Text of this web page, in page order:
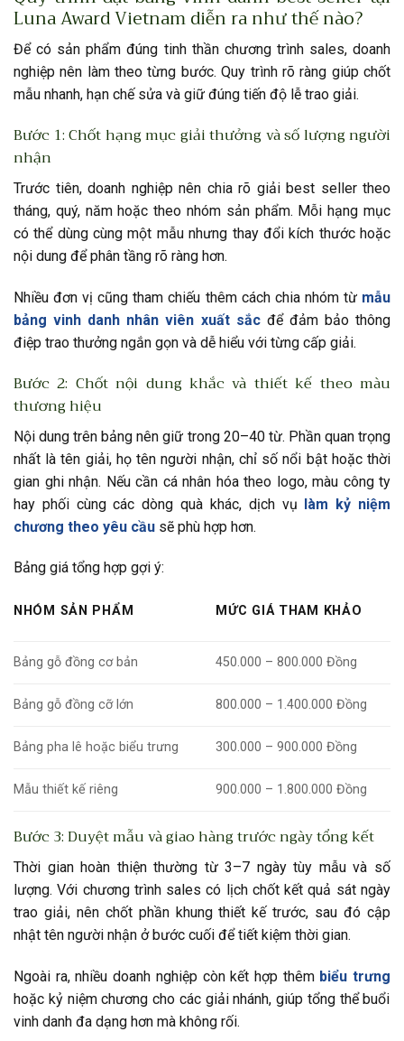
Luna Award Vietnam diễn ra như thế nào?
Để có sản phẩm đúng tinh thần chương trình sales, doanh
nghiệp nên làm theo từng bước. Quy trình rõ ràng giúp chốt
mẫu nhanh, hạn chế sửa và giữ đúng tiến độ lễ trao giải.
Bước 1: Chốt hạng mục giải thưởng và số lượng người
nhận
Trước tiên, doanh nghiệp nên chia rõ giải best seller theo
tháng, quý, năm hoặc theo nhóm sản phẩm. Mỗi hạng mục
có thể dùng cùng một mẫu nhưng thay đổi kích thước hoặc
nội dung để phân tầng rõ ràng hơn.
Nhiều đơn vị cũng tham chiếu thêm cách chia nhóm từ mẫu
bảng vinh danh nhân viên xuất sắcđể đảm bảo thông
điệp trao thưởng ngắn gọn và dễ hiểu với từng cấp giải.
Bước 2: Chốt nội dung khắc và thiết kế theo màu
thương hiệu
Nội dung trên bảng nên giữ trong 20–40 từ. Phần quan trọng
nhất là tên giải, họ tên người nhận, chỉ số nổi bật hoặc thời
gian ghi nhận. Nếu cần cá nhân hóa theo logo, màu công ty
hay phối cùng các dòng quà khác, dịch vụ làm kỷ niệm
chương theo yêu cầu sẽ phù hợp hơn.
Bảng giá tổng hợp gợi ý:
NHÓM SẢN PHẨM MỨC GIÁ THAM KHẢO
Bảng gỗ đồng cơ bản 450.000 – 800.000 Đồng
Bảng gỗ đồng cỡ lớn 800.000 – 1.400.000 Đồng
Bảng pha lê hoặc biểu trưng 300.000 – 900.000 Đồng
Mẫu thiết kế riêng 900.000 – 1.800.000 Đồng
Bước 3: Duyệt mẫu và giao hàng trước ngày tổng kết
Thời gian hoàn thiện thường từ 3–7 ngày tùy mẫu và số
lượng. Với chương trình sales có lịch chốt kết quả sát ngày
trao giải, nên chốt phần khung thiết kế trước, sau đó cập
nhật tên người nhận ở bước cuối để tiết kiệm thời gian.
Ngoài ra, nhiều doanh nghiệp còn kết hợp thêm biểu trưng
hoặc kỷ niệm chương cho các giải nhánh, giúp tổng thể buổi
vinh danh đa dạng hơn mà không rối.